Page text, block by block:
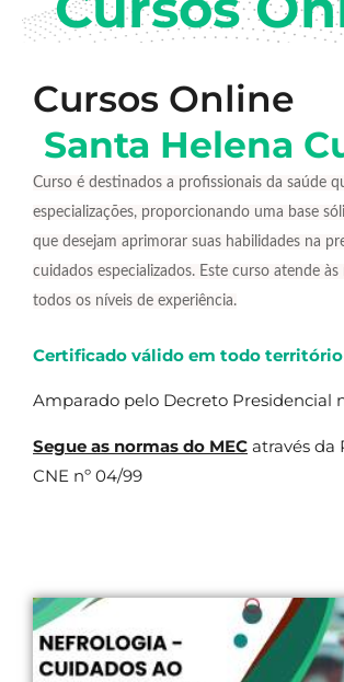
Cursos Online
Santa Helena
Curso é destinados a profissionais da saúde
especializações, proporcionando uma base
que desejam aprimorar suas habilidades na
cuidados especializados. Este curso atende às
todos os níveis de experiência.
Certificado válido em todo
Amparado pelo Decreto Presidencial
Segue as normas do MEC através da
CNE nº 04/99